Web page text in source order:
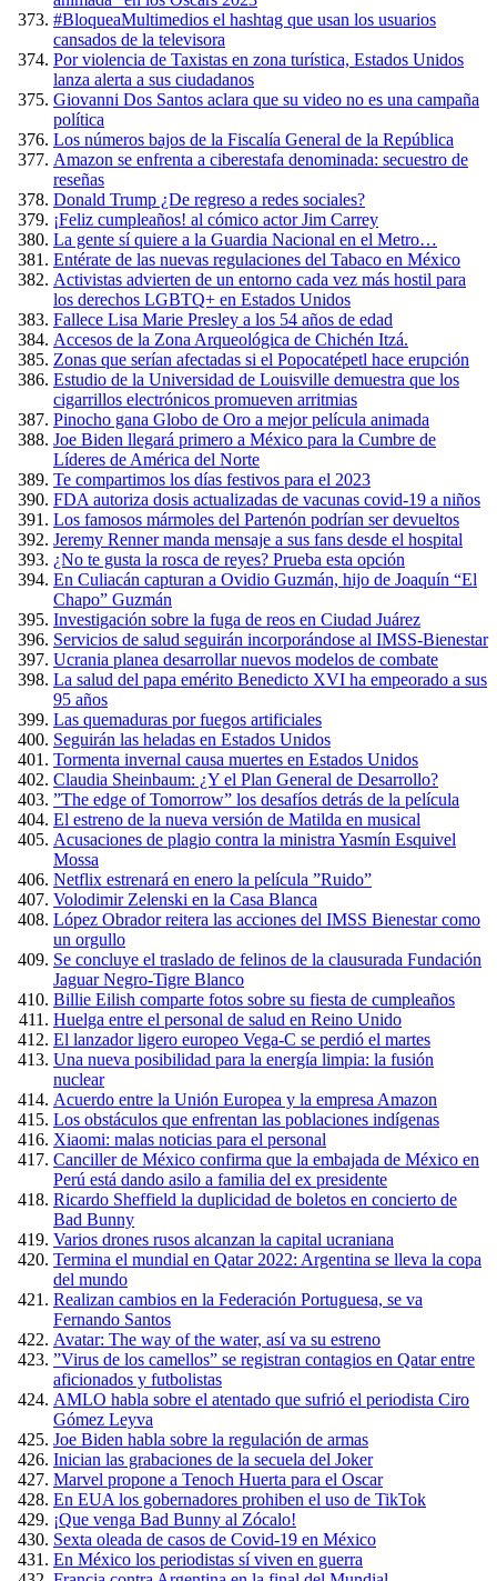
#BloqueaMultimedios el hashtag que usan los usuarios
cansados de la televisora
Por violencia de Taxistas en zona turística, Estados Unidos
lanza alerta a sus ciudadanos
Giovanni Dos Santos aclara que su video no es una campaña
política
Los números bajos de la Fiscalía General de la República
Amazon se enfrenta a ciberestafa denominada: secuestro de
reseñas
Donald Trump ¿De regreso a redes sociales?
¡Feliz cumpleaños! al cómico actor Jim Carrey
La gente sí quiere a la Guardia Nacional en el Metro…
Entérate de las nuevas regulaciones del Tabaco en México
Activistas advierten de un entorno cada vez más hostil para
los derechos LGBTQ+ en Estados Unidos
Fallece Lisa Marie Presley a los 54 años de edad
Accesos de la Zona Arqueológica de Chichén Itzá.
Zonas que serían afectadas si el Popocatépetl hace erupción
Estudio de la Universidad de Louisville demuestra que los
cigarrillos electrónicos promueven arritmias
Pinocho gana Globo de Oro a mejor película animada
Joe Biden llegará primero a México para la Cumbre de
Líderes de América del Norte
Te compartimos los días festivos para el 2023
FDA autoriza dosis actualizadas de vacunas covid-19 a niños
Los famosos mármoles del Partenón podrían ser devueltos
Jeremy Renner manda mensaje a sus fans desde el hospital
¿No te gusta la rosca de reyes? Prueba esta opción
En Culiacán capturan a Ovidio Guzmán, hijo de Joaquín “El
Chapo” Guzmán
Investigación sobre la fuga de reos en Ciudad Juárez
Servicios de salud seguirán incorporándose al IMSS-Bienestar
Ucrania planea desarrollar nuevos modelos de combate
La salud del papa emérito Benedicto XVI ha empeorado a sus
95 años
Las quemaduras por fuegos artificiales
Seguirán las heladas en Estados Unidos
Tormenta invernal causa muertes en Estados Unidos
Claudia Sheinbaum: ¿Y el Plan General de Desarrollo?
”The edge of Tomorrow” los desafíos detrás de la película
El estreno de la nueva versión de Matilda en musical
Acusaciones de plagio contra la ministra Yasmín Esquivel
Mossa
Netflix estrenará en enero la película ”Ruido”
Volodimir Zelenski en la Casa Blanca
López Obrador reitera las acciones del IMSS Bienestar como
un orgullo
Se concluye el traslado de felinos de la clausurada Fundación
Jaguar Negro-Tigre Blanco
Billie Eilish comparte fotos sobre su fiesta de cumpleaños
Huelga entre el personal de salud en Reino Unido
El lanzador ligero europeo Vega-C se perdió el martes
Una nueva posibilidad para la energía limpia: la fusión
nuclear
Acuerdo entre la Unión Europea y la empresa Amazon
Los obstáculos que enfrentan las poblaciones indígenas
Xiaomi: malas noticias para el personal
Canciller de México confirma que la embajada de México en
Perú está dando asilo a familia del ex presidente
Ricardo Sheffield la duplicidad de boletos en concierto de
Bad Bunny
Varios drones rusos alcanzan la capital ucraniana
Termina el mundial en Qatar 2022: Argentina se lleva la copa
del mundo
Realizan cambios en la Federación Portuguesa, se va
Fernando Santos
Avatar: The way of the water, así va su estreno
”Virus de los camellos” se registran contagios en Qatar entre
aficionados y futbolistas
AMLO habla sobre el atentado que sufrió el periodista Ciro
Gómez Leyva
Joe Biden habla sobre la regulación de armas
Inician las grabaciones de la secuela del Joker
Marvel propone a Tenoch Huerta para el Oscar
En EUA los gobernadores prohiben el uso de TikTok
¡Que venga Bad Bunny al Zócalo!
Sexta oleada de casos de Covid-19 en México
En México los periodistas sí viven en guerra